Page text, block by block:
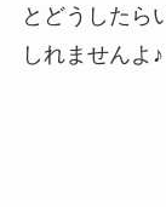
とどうしたら
しれませんよ♪